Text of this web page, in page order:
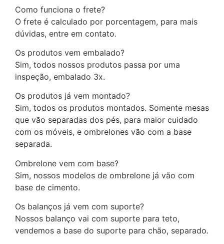
Como funciona o frete?
O frete é calculado por porcentagem, para mais
dúvidas, entre em contato.
Os produtos vem embalado?
Sim, todos nossos produtos passa por uma
inspeção, embalado 3x.
Os produtos já vem montado?
Sim, todos os produtos montados. Somente mesas
que vão separadas dos pés, para maior cuidado
com os móveis, e ombrelones vão com a base
separada.
Ombrelone vem com base?
Sim, nossos modelos de ombrelone já vão com
base de cimento.
Os balanços já vem com suporte?
Nossos balanço vai com suporte para teto,
vendemos a base do suporte para chão, separado.